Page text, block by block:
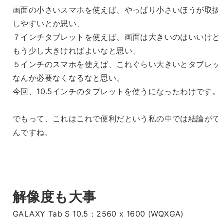
画面の小さいスマホを使えば、やっぱり小さいほうが取
しやすいとか思い、
７インチタブレットを使えば、画面は大きいのはいいけ
もう少し大きければよいなと思い、
５インチのスマホを使えば、これぐらい大きいとタブレ
なんか必要なくなるなと思い、
今回、10.5インチのタブレットを使うになったわけです
でもって、これはこれで便利だという私の中では結論が
んですね。
解像度も大事
GALAXY Tab S 10.5：2560 x 1600 (WQXGA)